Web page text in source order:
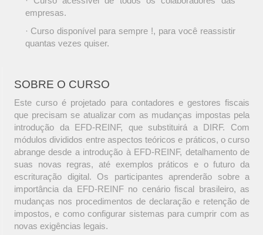
empresas.
· Curso disponível para sempre !, para você reassistir
quantas vezes quiser.
SOBRE O CURSO
Este curso é projetado para contadores e gestores fiscais
que precisam se atualizar com as mudanças impostas pela
introdução da EFD-REINF, que substituirá a DIRF. Com
módulos divididos entre aspectos teóricos e práticos, o curso
abrange desde a introdução à EFD-REINF, detalhamento de
suas novas regras, até exemplos práticos e o futuro da
escrituração digital. Os participantes aprenderão sobre a
importância da EFD-REINF no cenário fiscal brasileiro, as
mudanças nos procedimentos de declaração e retenção de
impostos, e como configurar sistemas para cumprir com as
novas exigências legais.